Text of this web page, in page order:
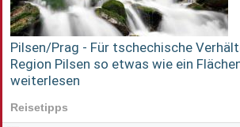
Pilsen/Prag - Für tschechische
Region Pilsen so etwas wie ein
weiterlesen
Reisetipps